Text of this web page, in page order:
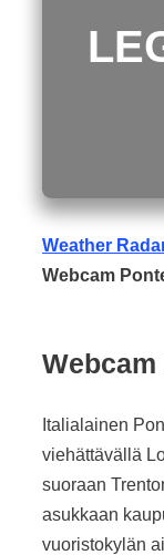
Weather
Webcam
Italialainen
viehättävällä
suoraan
asukkaan
vuoristokylän